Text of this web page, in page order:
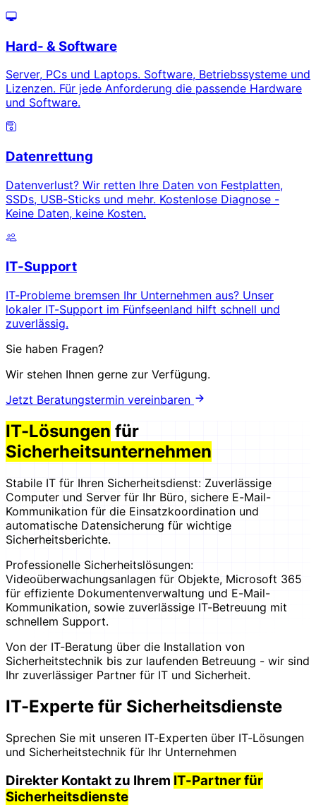
Hard- & Software
Server, PCs und Laptops. Software, Betriebssysteme und
Lizenzen. Für jede Anforderung die passende Hardware
und Software.
Datenrettung
Datenverlust? Wir retten Ihre Daten von Festplatten,
SSDs, USB-Sticks und mehr. Kostenlose Diagnose -
Keine Daten, keine Kosten.
IT-Support
IT-Probleme bremsen Ihr Unternehmen aus? Unser
lokaler IT-Support im Fünfseenland hilft schnell und
zuverlässig.
Sie haben Fragen?
Wir stehen Ihnen gerne zur Verfügung.
Jetzt Beratungstermin vereinbaren
IT-Lösungen für
Sicherheitsunternehmen
Stabile IT für Ihren Sicherheitsdienst: Zuverlässige
Computer und Server für Ihr Büro, sichere E-Mail-
Kommunikation für die Einsatzkoordination und
automatische Datensicherung für wichtige
Sicherheitsberichte.
Professionelle Sicherheitslösungen:
Videoüberwachungsanlagen für Objekte, Microsoft 365
für effiziente Dokumentenverwaltung und E-Mail-
Kommunikation, sowie zuverlässige IT-Betreuung mit
schnellem Support.
Von der IT-Beratung über die Installation von
Sicherheitstechnik bis zur laufenden Betreuung - wir sind
Ihr zuverlässiger Partner für IT und Sicherheit.
IT-Experte für Sicherheitsdienste
Sprechen Sie mit unseren IT-Experten über IT-Lösungen
und Sicherheitstechnik für Ihr Unternehmen
Direkter Kontakt zu Ihrem IT-Partner für
Sicherheitsdienste